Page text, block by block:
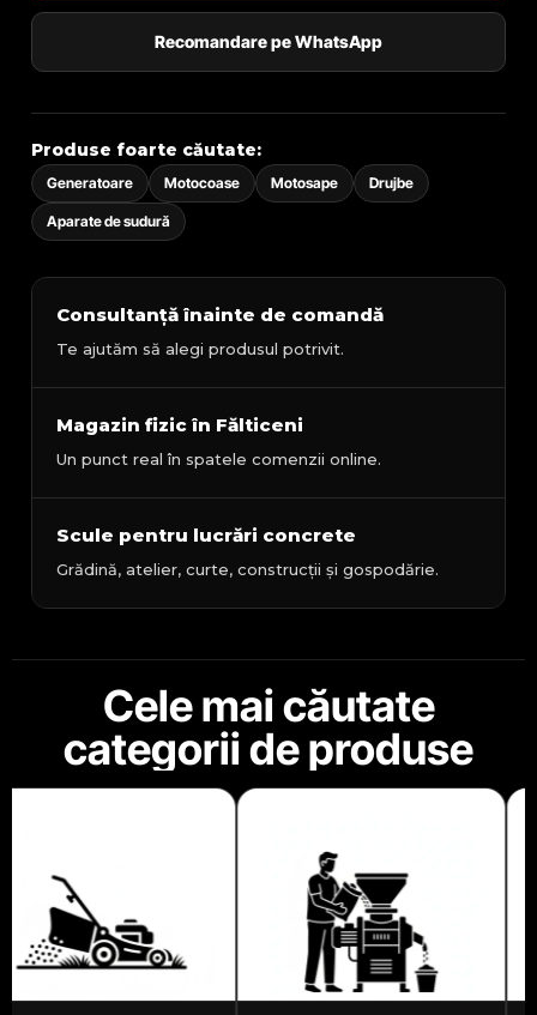
Recomandare pe WhatsApp
Produse foarte căutate:
Generatoare Motocoase Motosape Drujbe
Aparate de sudură
Consultanță înainte de comandă
Te ajutăm să alegi produsul potrivit.
Magazin fizic în Fălticeni
Un punct real în spatele comenzii online.
Scule pentru lucrări concrete
Grădină, atelier, curte, construcții și gospodărie.
Cele mai căutate
categorii de produse